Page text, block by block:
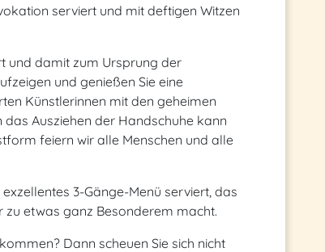
serviert und mit deftigen Witzen
und damit zum Ursprung der
und genießen Sie eine
Künstlerinnen mit den geheimen
Ausziehen der Handschuhe kann
feiern wir alle Menschen und alle
3-Gänge-Menü serviert, das
etwas ganz Besonderem macht.
Dann scheuen Sie sich nicht